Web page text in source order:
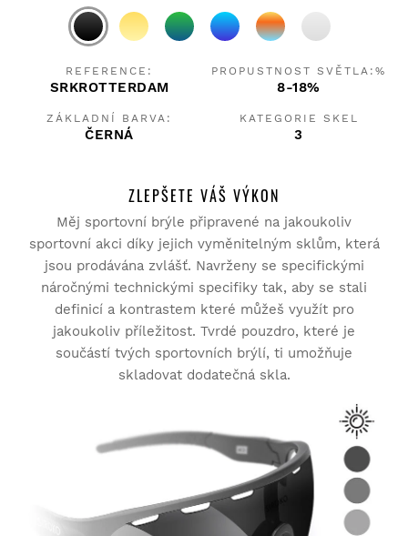
REFERENCE:
SRKROTTERDAM
PROPUSTNOST SVĚTLA:%
8-18%
ZÁKLADNÍ BARVA:
ČERNÁ
KATEGORIE SKEL
3
ZLEPŠETE VÁŠ VÝKON
Měj sportovní brýle připravené na jakoukoliv
sportovní akci díky jejich vyměnitelným sklům, která
jsou prodávána zvlášť. Navrženy se specifickými
náročnými technickými specifiky tak, aby se stali
definicí a kontrastem které můžeš využít pro
jakoukoliv příležitost. Tvrdé pouzdro, které je
součástí tvých sportovních brýlí, ti umožňuje
skladovat dodatečná skla.